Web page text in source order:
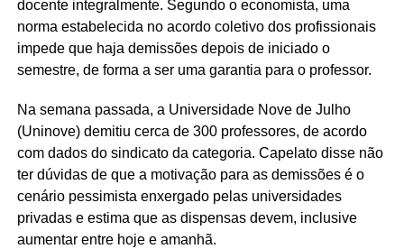
docente integralmente. Segundo o economista, uma
norma estabelecida no acordo coletivo dos profissionais
impede que haja demissões depois de iniciado o
semestre, de forma a ser uma garantia para o professor.
Na semana passada, a Universidade Nove de Julho
(Uninove) demitiu cerca de 300 professores, de acordo
com dados do sindicato da categoria. Capelato disse não
ter dúvidas de que a motivação para as demissões é o
cenário pessimista enxergado pelas universidades
privadas e estima que as dispensas devem, inclusive
aumentar entre hoje e amanhã.